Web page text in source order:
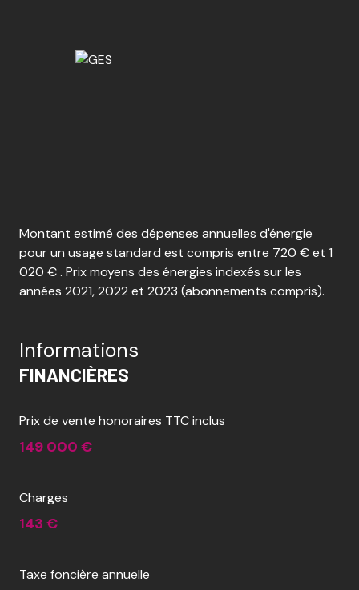
Montant estimé des dépenses annuelles d'énergie
pour un usage standard est compris entre 720 € et 1
020 € . Prix moyens des énergies indexés sur les
années 2021, 2022 et 2023 (abonnements compris).
Informations
FINANCIÈRES
Prix de vente honoraires TTC inclus
149 000 €
Charges
143 €
Taxe foncière annuelle